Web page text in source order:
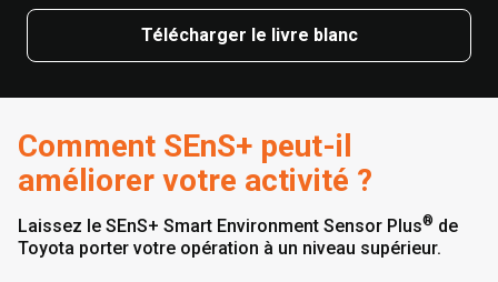
Télécharger le livre blanc
Comment SEnS+ peut-il
améliorer votre activité ?
Laissez le SEnS+ Smart Environment Sensor Plus® de
Toyota porter votre opération à un niveau supérieur.